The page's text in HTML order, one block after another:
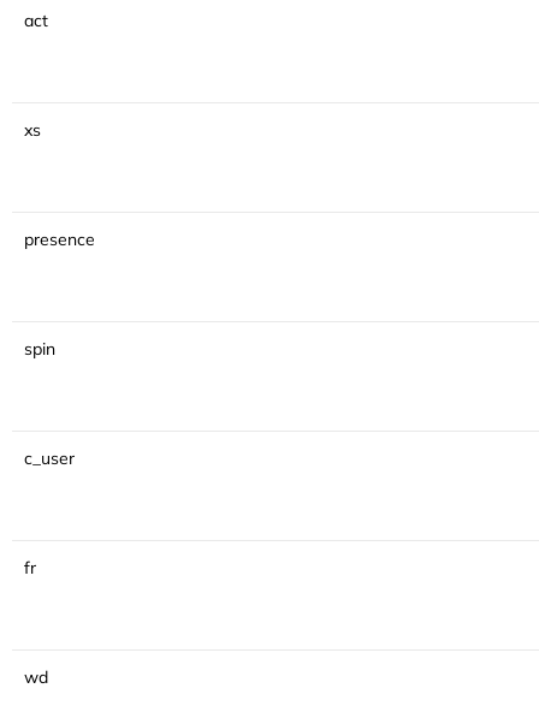
act
xs
presence
spin
c_user
fr
wd